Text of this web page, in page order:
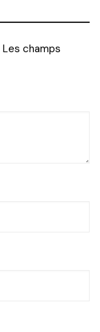
Les champs